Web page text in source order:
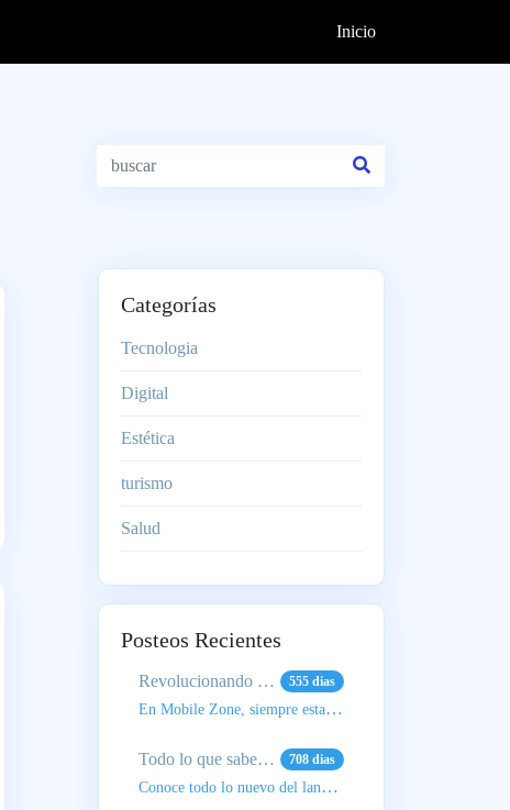
Inicio
Categorías
Tecnologia
Digital
Estética
turismo
Salud
Posteos Recientes
Revolucionando el Futuro: La Nueva Inteligencia Artificial de Apple 555 dias
En Mobile Zone, siempre estamos al tanto de las últimas tendencias tecnológicas, y este avance de Ap
Todo lo que sabemos sobre el Lanzamiento del Nuevo iPhone 16 708 dias
Conoce todo lo nuevo del lanzamiento de Apple